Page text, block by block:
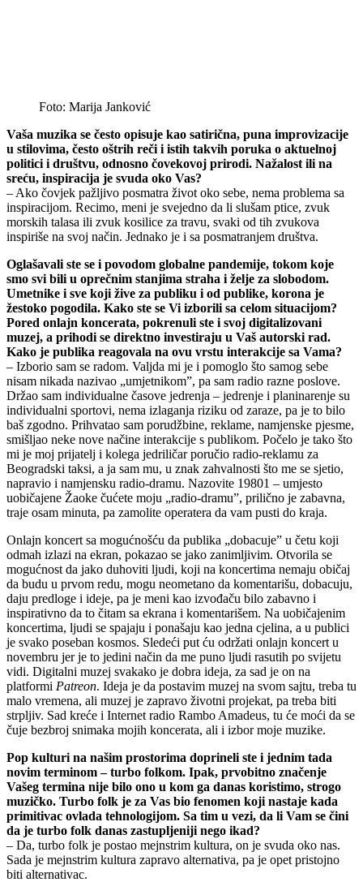
Foto: Marija Janković
Vaša muzika se često opisuje kao satirična, puna improvizacije
u stilovima, često oštrih reči i istih takvih poruka o aktuelnoj
politici i društvu, odnosno čovekovoj prirodi. Nažalost ili na
sreću, inspiracija je svuda oko Vas?
– Ako čovjek pažljivo posmatra život oko sebe, nema problema sa
inspiracijom. Recimo, meni je svejedno da li slušam ptice, zvuk
morskih talasa ili zvuk kosilice za travu, svaki od tih zvukova
inspiriše na svoj način. Jednako je i sa posmatranjem društva.
Oglašavali ste se i povodom globalne pandemije, tokom koje
smo svi bili u oprečnim stanjima straha i želje za slobodom.
Umetnike i sve koji žive za publiku i od publike, korona je
žestoko pogodila. Kako ste se Vi izborili sa celom situacijom?
Pored onlajn koncerata, pokrenuli ste i svoj digitalizovani
muzej, a prihodi se direktno investiraju u Vaš autorski rad.
Kako je publika reagovala na ovu vrstu interakcije sa Vama?
– Izborio sam se radom. Valjda mi je i pomoglo što samog sebe
nisam nikada nazivao „umjetnikom”, pa sam radio razne poslove.
Držao sam individualne časove jedrenja – jedrenje i planinarenje su
individualni sportovi, nema izlaganja riziku od zaraze, pa je to bilo
baš zgodno. Prihvatao sam porudžbine, reklame, namjenske pjesme,
smišljao neke nove načine interakcije s publikom. Počelo je tako što
mi je moj prijatelj i kolega jedriličar poručio radio-reklamu za
Beogradski taksi, a ja sam mu, u znak zahvalnosti što me se sjetio,
napravio i namjensku radio-dramu. Nazovite 19801 – umjesto
uobičajene Žaoke čućete moju „radio-dramu”, prilično je zabavna,
traje osam minuta, pa zamolite operatera da vam pusti do kraja.
Onlajn koncert sa mogućnošću da publika „dobacuje” u četu koji
odmah izlazi na ekran, pokazao se jako zanimljivim. Otvorila se
mogućnost da jako duhoviti ljudi, koji na koncertima nemaju običaj
da budu u prvom redu, mogu neometano da komentarišu, dobacuju,
daju predloge i ideje, pa je meni kao izvođaču bilo zabavno i
inspirativno da to čitam sa ekrana i komentarišem. Na uobičajenim
koncertima, ljudi se spajaju i ponašaju kao jedna cjelina, a u publici
je svako poseban kosmos. Sledeći put ću održati onlajn koncert u
novembru jer je to jedini način da me puno ljudi rasutih po svijetu
vidi. Digitalni muzej svakako je dobra ideja, za sad je on na
platformi Patreon. Ideja je da postavim muzej na svom sajtu, treba tu
malo vremena, ali muzej je zapravo životni projekat, pa treba biti
strpljiv. Sad kreće i Internet radio Rambo Amadeus, tu će moći da se
čuje bezbroj snimaka mojih koncerata, ali i izbor moje muzike.
Pop kulturi na našim prostorima doprineli ste i jednim tada
novim terminom – turbo folkom. Ipak, prvobitno značenje
Vašeg termina nije bilo ono u kom ga danas koristimo, strogo
muzičko. Turbo folk je za Vas bio fenomen koji nastaje kada
primitivac ovlada tehnologijom. Sa tim u vezi, da li Vam se čini
da je turbo folk danas zastupljeniji nego ikad?
– Da, turbo folk je postao mejnstrim kultura, on je svuda oko nas.
Sada je mejnstrim kultura zapravo alternativa, pa je opet pristojno
biti alternativac.